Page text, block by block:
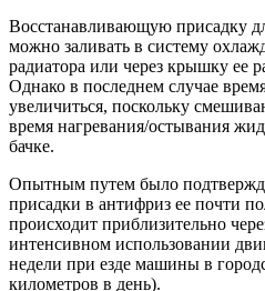
Восстанавливающую присадку
можно заливать в систему
радиатора или через крышку ее
Однако в последнем случае
увеличиться, поскольку
время нагревания/остывания
бачке.
Опытным путем было
присадки в антифриз ее почти
происходит приблизительно
интенсивном использовании
недели при езде машины в
километров в день).